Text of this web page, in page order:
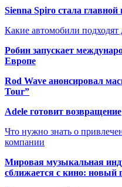
Sienna Spiro стала
Какие автомобили подходят
Робин запускает
Европе
Rod Wave анонсировал
Tour”
Adele готовит возвращение
Что нужно знать о
компании
Мировая музыкальная
сближается с кино: новый